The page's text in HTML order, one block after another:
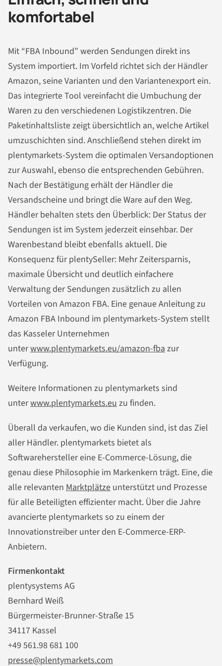
komfortabel
Mit “FBA Inbound” werden Sendungen direkt ins
System importiert. Im Vorfeld richtet sich der Händler
Amazon, seine Varianten und den Variantenexport ein.
Das integrierte Tool vereinfacht die Umbuchung der
Waren zu den verschiedenen Logistikzentren. Die
Paketinhaltsliste zeigt übersichtlich an, welche Artikel
umzuschichten sind. Anschließend stehen direkt im
plentymarkets-System die optimalen Versandoptionen
zur Auswahl, ebenso die entsprechenden Gebühren.
Nach der Bestätigung erhält der Händler die
Versandscheine und bringt die Ware auf den Weg.
Händler behalten stets den Überblick: Der Status der
Sendungen ist im System jederzeit einsehbar. Der
Warenbestand bleibt ebenfalls aktuell. Die
Konsequenz für plentySeller: Mehr Zeitersparnis,
maximale Übersicht und deutlich einfachere
Verwaltung der Sendungen zusätzlich zu allen
Vorteilen von Amazon FBA. Eine genaue Anleitung zu
Amazon FBA Inbound im plentymarkets-System stellt
das Kasseler Unternehmen
unterwww.plentymarkets.eu/amazon-fbazur
Verfügung.
Weitere Informationen zu plentymarkets sind
unterwww.plentymarkets.eu zu finden.
Überall da verkaufen, wo die Kunden sind, ist das Ziel
aller Händler. plentymarkets bietet als
Softwarehersteller eine E-Commerce-Lösung, die
genau diese Philosophie im Markenkern trägt. Eine, die
alle relevanten Marktplätze unterstützt und Prozesse
für alle Beteiligten effizienter macht. Über die Jahre
avancierte plentymarkets so zu einem der
Innovationstreiber unter den E-Commerce-ERP-
Anbietern.
Firmenkontakt
plentysystems AG
Bernhard Weiß
Bürgermeister-Brunner-Straße 15
34117 Kassel
+49 561.98 681 100
presse@plentymarkets.com